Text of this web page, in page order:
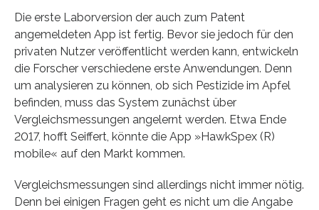
Die erste Laborversion der auch zum Patent
angemeldeten App ist fertig. Bevor sie jedoch für den
privaten Nutzer veröffentlicht werden kann, entwickeln
die Forscher verschiedene erste Anwendungen. Denn
um analysieren zu können, ob sich Pestizide im Apfel
befinden, muss das System zunächst über
Vergleichsmessungen angelernt werden. Etwa Ende
2017, hofft Seiffert, könnte die App »HawkSpex (R)
mobile« auf den Markt kommen.
Vergleichsmessungen sind allerdings nicht immer nötig.
Denn bei einigen Fragen geht es nicht um die Angabe